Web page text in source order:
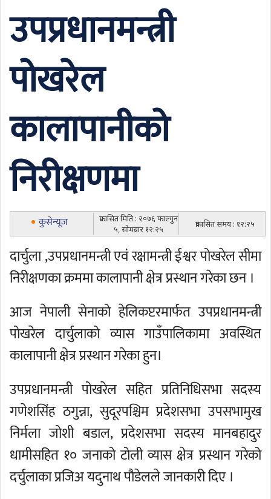
उपप्रधानमन्त्री
पोखरेल
कालापानीको
निरीक्षणमा
कुसेन्यूज
प्रकासित मिति : २०७६ फाल्गुन
५, सोमबार १२:२५
प्रकासित समय : १२:२५
दार्चुला ,उपप्रधानमन्त्री एवं रक्षामन्त्री ईश्वर पोखरेल सीमा
निरीक्षणका क्रममा कालापानी क्षेत्र प्रस्थान गरेका छन ।
आज नेपाली सेनाको हेलिकप्टरमार्फत उपप्रधानमन्त्री
पोखरेल दार्चुलाको व्यास गाउँपालिकामा अवस्थित
कालापानी क्षेत्र प्रस्थान गरेका हुन।
उपप्रधानमन्त्री पोखरेल सहित प्रतिनिधिसभा सदस्य
गणेशसिंह ठगुन्ना, सुदूरपश्चिम प्रदेशसभा उपसभामुख
निर्मला जोशी बडाल, प्रदेशसभा सदस्य मानबहादुर
धामीसहित १० जनाको टोली व्यास क्षेत्र प्रस्थान गरेको
दर्चुलाका प्रजिअ यदुनाथ पौडेलले जानकारी दिए ।